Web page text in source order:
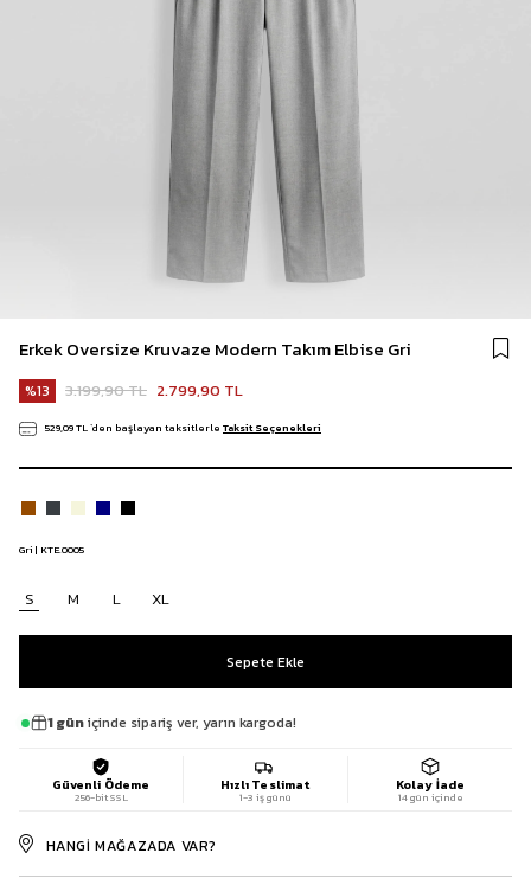
Erkek Oversize Kruvaze Modern Takım Elbise Gri
13 3.199,90 TL 2.799,90 TL
529,09 TL`den başlayan taksitlerle Taksit Seçenekleri
Gri | KTE.0005
S M L XL
1 güniçinde sipariş ver, yarın kargoda!
Güvenli Ödeme
256-bit SSL
Hızlı Teslimat
1-3 iş günü
Kolay İade
14 gün içinde
HANGI MAĞAZADA VAR?